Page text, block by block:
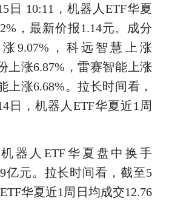
日 10:11，机器人ETF华夏
，最新价报1.14元。成分
9.07%，科远智慧上涨
上涨6.87%，雷赛智能上涨
上涨6.68%。拉长时间看，
日，机器人ETF华夏近1周
器人ETF华夏盘中换手
亿元。拉长时间看，截至5
华夏近1周日均成交12.76